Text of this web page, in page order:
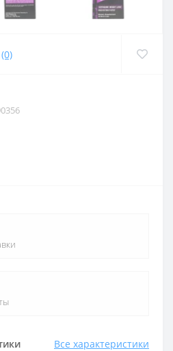
(0)
Все характеристики